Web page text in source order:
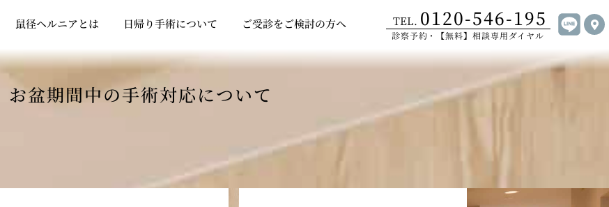
Open クリニックについて
鼠径ヘルニアとは Open 鼠径ヘルニアとは
日帰り手術について Open 日帰り手術について
ご受診をご検討の方へ Open ご受診をご検討の方へ
TEL. 0120-546-195
診察予約・【無料】相談専用ダイヤル
お盆期間中の手術対応について